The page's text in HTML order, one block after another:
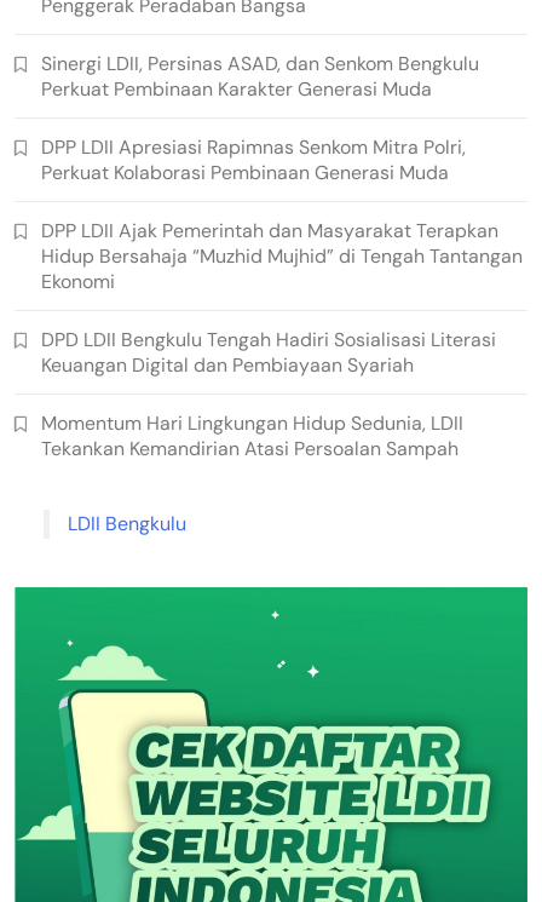
Penggerak Peradaban Bangsa
Sinergi LDII, Persinas ASAD, dan Senkom Bengkulu
Perkuat Pembinaan Karakter Generasi Muda
DPP LDII Apresiasi Rapimnas Senkom Mitra Polri,
Perkuat Kolaborasi Pembinaan Generasi Muda
DPP LDII Ajak Pemerintah dan Masyarakat Terapkan
Hidup Bersahaja “Muzhid Mujhid” di Tengah Tantangan
Ekonomi
DPD LDII Bengkulu Tengah Hadiri Sosialisasi Literasi
Keuangan Digital dan Pembiayaan Syariah
Momentum Hari Lingkungan Hidup Sedunia, LDII
Tekankan Kemandirian Atasi Persoalan Sampah
LDII Bengkulu